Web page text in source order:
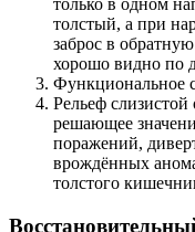
только в одном
толстый, а при
заброс в
хорошо видно по
Функциональное
Рельеф слизистой
решающее
поражений,
врождённых
толстого